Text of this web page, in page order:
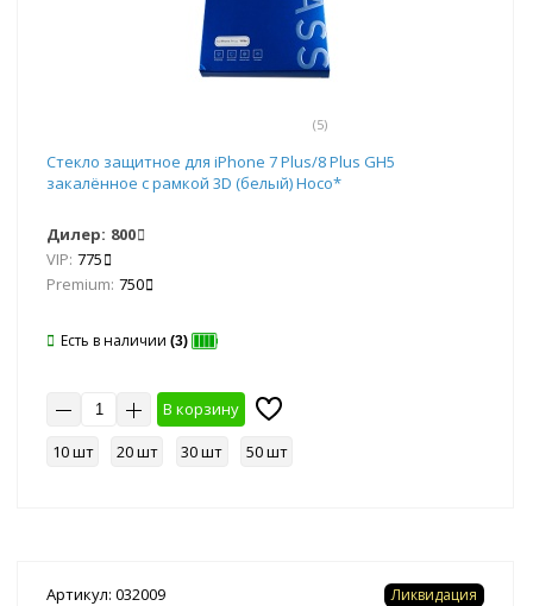
(5)
Стекло защитное для iPhone 7 Plus/8 Plus GH5
закалённое с рамкой 3D (белый) Hoco*
Дилер: 800
VIP: 775
Premium: 750
Есть в наличии (3)
В корзину
10 шт
20 шт 30 шт 50 шт
Артикул: 032009 Ликвидация